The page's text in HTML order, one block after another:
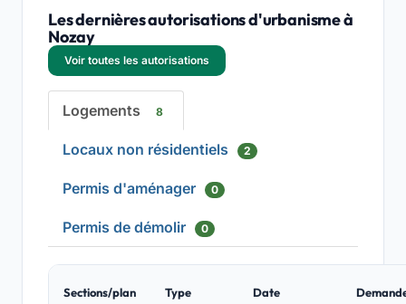
Les dernières autorisations d'urbanisme à
Nozay
Voir toutes les autorisations
Logements 8
Locaux non résidentiels 2
Permis d'aménager 0
Permis de démolir 0
Sections/plan Type Date